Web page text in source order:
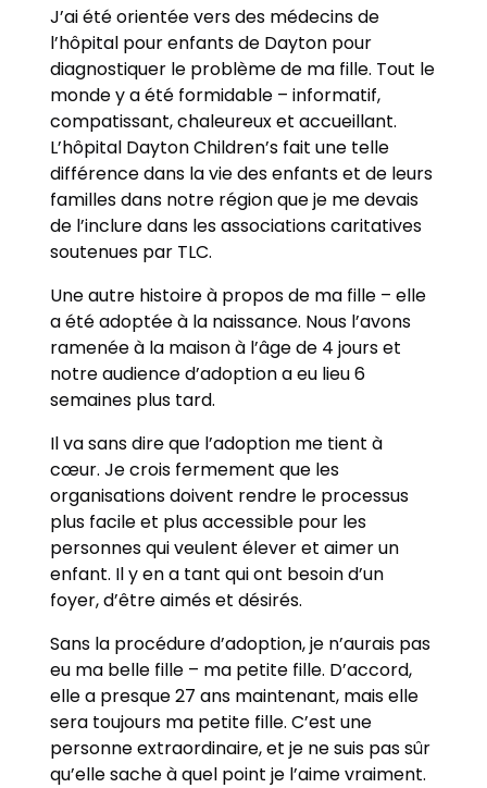
J’ai été orientée vers des médecins de
l’hôpital pour enfants de Dayton pour
diagnostiquer le problème de ma fille. Tout le
monde y a été formidable – informatif,
compatissant, chaleureux et accueillant.
L’hôpital Dayton Children’s fait une telle
différence dans la vie des enfants et de leurs
familles dans notre région que je me devais
de l’inclure dans les associations caritatives
soutenues par TLC.
Une autre histoire à propos de ma fille – elle
a été adoptée à la naissance. Nous l’avons
ramenée à la maison à l’âge de 4 jours et
notre audience d’adoption a eu lieu 6
semaines plus tard.
Il va sans dire que l’adoption me tient à
cœur. Je crois fermement que les
organisations doivent rendre le processus
plus facile et plus accessible pour les
personnes qui veulent élever et aimer un
enfant. Il y en a tant qui ont besoin d’un
foyer, d’être aimés et désirés.
Sans la procédure d’adoption, je n’aurais pas
eu ma belle fille – ma petite fille. D’accord,
elle a presque 27 ans maintenant, mais elle
sera toujours ma petite fille. C’est une
personne extraordinaire, et je ne suis pas sûr
qu’elle sache à quel point je l’aime vraiment.